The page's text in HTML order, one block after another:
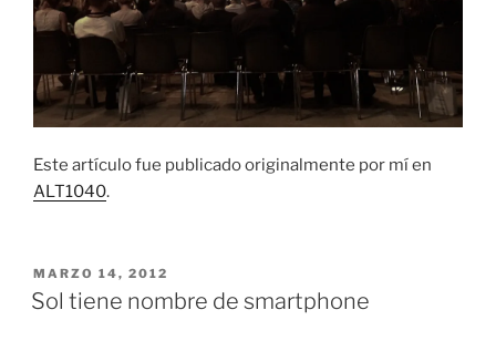
Este artículo fue publicado originalmente por mí en
ALT1040.
PUBLICADO
EL
MARZO 14, 2012
Sol tiene nombre de smartphone